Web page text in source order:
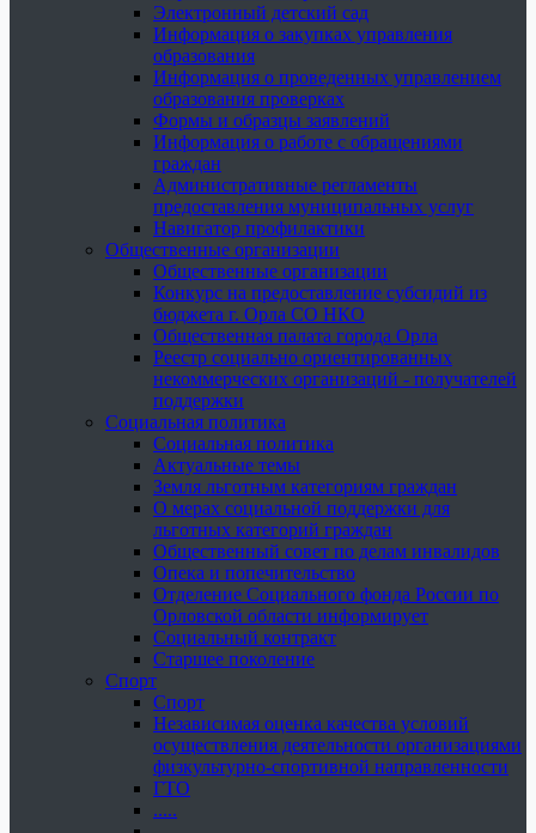
Электронный детский сад
Информация о закупках управления
образования
Информация о проведенных управлением
образования проверках
Формы и образцы заявлений
Информация о работе с обращениями
граждан
Административные регламенты
предоставления муниципальных услуг
Навигатор профилактики
Общественные организации
Общественные организации
Конкурс на предоставление субсидий из
бюджета г. Орла СО НКО
Общественная палата города Орла
Реестр социально ориентированных
некоммерческих организаций - получателей
поддержки
Социальная политика
Социальная политика
Актуальные темы
Земля льготным категориям граждан
О мерах социальной поддержки для
льготных категорий граждан
Общественный совет по делам инвалидов
Опека и попечительство
Отделение Социального фонда России по
Орловской области информирует
Социальный контракт
Старшее поколение
Спорт
Спорт
Независимая оценка качества условий
осуществления деятельности организациями
физкультурно-спортивной направленности
ГТО
.....